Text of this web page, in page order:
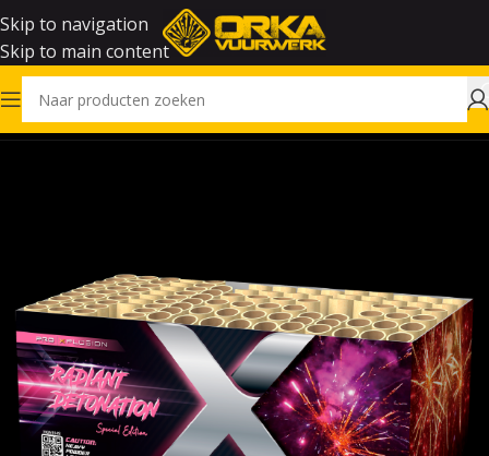
Skip to navigation
Skip to main content
Home Vuurwerk